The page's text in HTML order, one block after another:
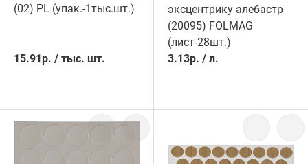
(02) PL (упак.-1тыс.шт.)
15.91р. / тыс. шт.
эксцентрику алебастр
(20095) FOLMAG
(лист-28шт.)
3.13р. / л.